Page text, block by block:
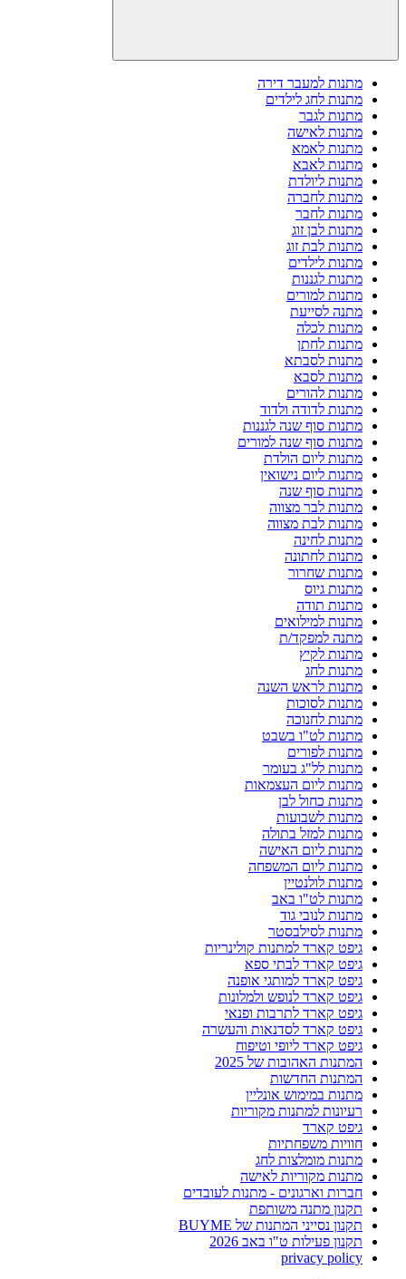
מתנות למעבר דירה
מתנות לחג לילדים
מתנות לגבר
מתנות לאישה
מתנות לאמא
מתנות לאבא
מתנות ליולדת
מתנות לחברה
מתנות לחבר
מתנות לבן זוג
מתנות לבת זוג
מתנות לילדים
מתנות לגננות
מתנות למורים
מתנה לסייעת
מתנות לכלה
מתנות לחתן
מתנות לסבתא
מתנות לסבא
מתנות להורים
מתנות לדודה ולדוד
מתנות סוף שנה לגננות
מתנות סוף שנה למורים
מתנות ליום הולדת
מתנות ליום נישואין
מתנות סוף שנה
מתנות לבר מצווה
מתנות לבת מצווה
מתנות לחינה
מתנות לחתונה
מתנות שחרור
מתנות גיוס
מתנות תודה
מתנות למילואים
מתנה למפקד/ת
מתנות לקיץ
מתנות לחג
מתנות לראש השנה
מתנות לסוכות
מתנות לחנוכה
מתנות לט"ו בשבט
מתנות לפורים
מתנות לל"ג בעומר
מתנות ליום העצמאות
מתנות כחול לבן
מתנות לשבועות
מתנות למזל בתולה
מתנות ליום האישה
מתנות ליום המשפחה
מתנות לולנטיין
מתנות לט"ו באב
מתנות לנובי גוד
מתנות לסילבסטר
גיפט קארד למתנות קולינריות
גיפט קארד לבתי ספא
גיפט קארד למותגי אופנה
גיפט קארד לנופש ולמלונות
גיפט קארד לתרבות ופנאי
גיפט קארד לסדנאות והעשרה
גיפט קארד ליופי וטיפוח
המתנות האהובות של 2025
המתנות החדשות
מתנות במימוש אונליין
רעיונות למתנות מקוריות
גיפט קארד
חוויות משפחתיות
מתנות מומלצות לחג
מתנות מקוריות לאישה
חברות וארגונים - מתנות לעובדים
תקנון מתנה משותפת
תקנון נסייני המתנות של BUYME
תקנון פעילות ט"ו באב 2026
privacy policy